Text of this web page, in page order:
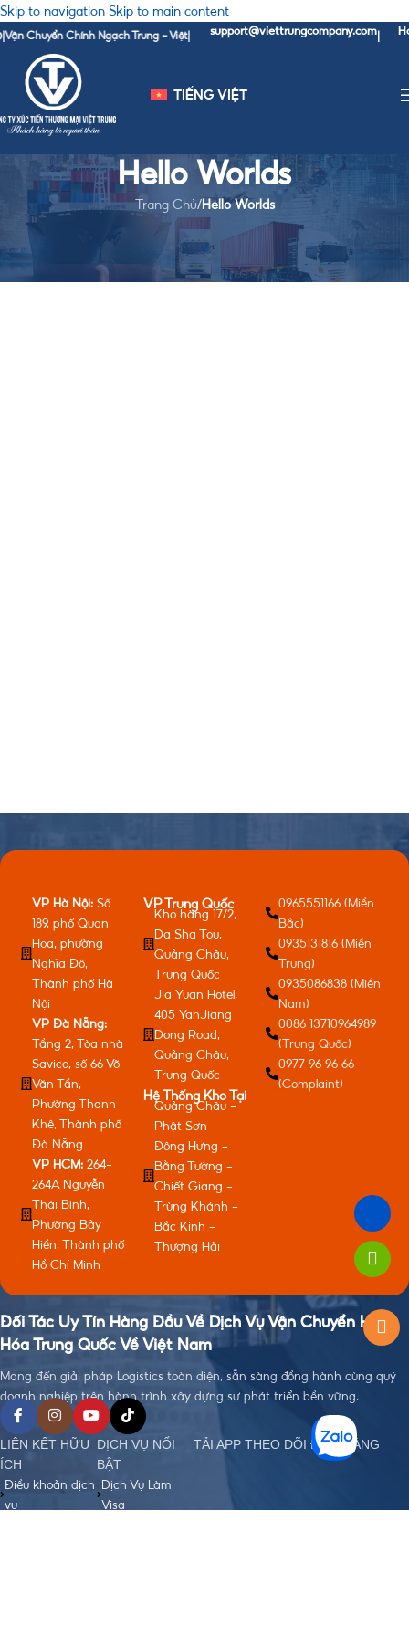
Skip to navigation Skip to main content
Chuyển Chính Ngạch Trung - Việt| support@viettrungcompany.com|
TIẾNG VIỆT
Hello Worlds
Trang Chủ/Hello Worlds
VP Hà Nội: Số
189, phố Quan
Hoa, phường
Nghĩa Đô,
Thành phố Hà
Nội
VP Đà Nẵng:
Tầng 2, Tòa nhà
Savico, số 66 Võ
Văn Tần,
Phường Thanh
Khê, Thành phố
Đà Nẵng
VP HCM: 264-
264A Nguyễn
Thái Bình,
Phường Bảy
Hiền, Thành phố
Hồ Chí Minh
VP Trung Quốc
Kho hàng 17/2,
Da Sha Tou,
Quảng Châu,
Trung Quốc
Jia Yuan Hotel,
405 YanJiang
Dong Road,
Quảng Châu,
Trung Quốc
Hệ Thống Kho Tại
Quảng Châu -
Phật Sơn -
Đông Hưng -
Bằng Tường -
Chiết Giang -
Trùng Khánh -
Bắc Kinh -
Thượng Hải
0965551166 (Miền
Bắc)
0935131816 (Miền
Trung)
0935086838 (Miền
Nam)
0086 13710964989
(Trung Quốc)
0977 96 96 66
(Complaint)
Đối Tác Uy Tín Hàng Đầu Về Dịch Vụ Vận Chuyển Hàng
Hóa Trung Quốc Về Việt Nam
Mang đến giải pháp Logistics toàn diện, sẵn sàng đồng hành cùng quý
doanh nghiệp trên hành trình xây dựng sự phát triển bền vững.
LIÊN KẾT HỮU
ÍCH
Điều khoản dịch
vụ
DỊCH VỤ NỔI
BẬT
Dịch Vụ Làm
Visa
TẢI APP THEO DÕI ĐƠN HÀNG